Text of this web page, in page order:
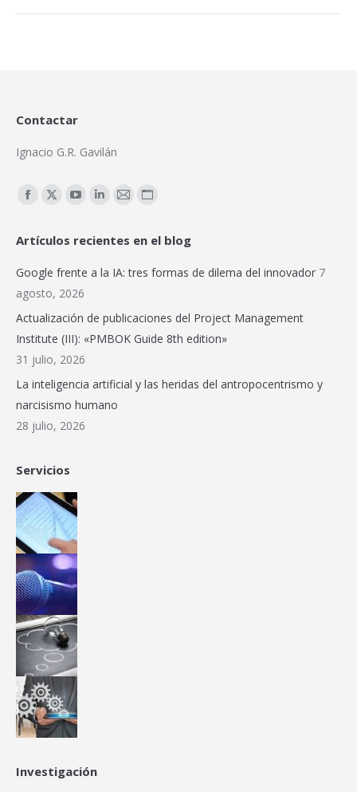
Contactar
Ignacio G.R. Gavilán
Encuéntranos en:
Facebook
opens
new
X
opens
in
new
YouTube
opens
in
new
Linkedin
opens
in
Mail
opens
in
Sitio
page
opens
window
Artículos recientes en el blog
Google frente a la IA: tres formas de dilema del innovador 7
agosto, 2026
Actualización de publicaciones del Project Management
Institute (III): «PMBOK Guide 8th edition»
31 julio, 2026
La inteligencia artificial y las heridas del antropocentrismo y
narcisismo humano
28 julio, 2026
Servicios
Investigación